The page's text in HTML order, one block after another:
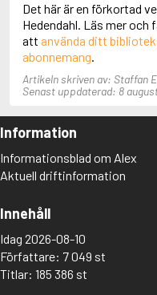
Det här är en förkortad
Hedendahl. Läs mer
att använda ditt
abonnemang.
Artikeln skriven av: Staffan
Senast uppdaterad: 8
Information
Informationsblad om Alex
Aktuell driftinformation
Innehåll
Idag 2026-08-10
Författare: 7 049 st
Titlar: 185 386 st